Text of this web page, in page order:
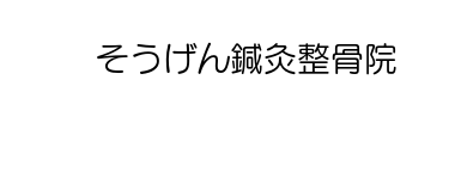
そうげん鍼灸整骨院